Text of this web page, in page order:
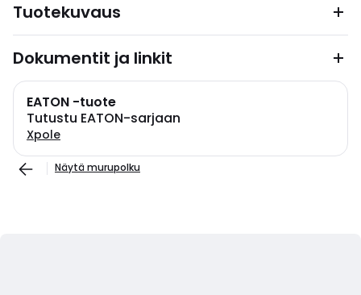
Tuotekuvaus
Dokumentit ja linkit
EATON -tuote
Tutustu EATON-sarjaan
Xpole
Näytä murupolku